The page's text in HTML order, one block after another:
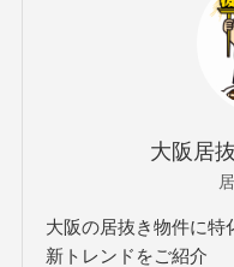
大阪居
大阪の居抜き物件に特
新トレンドをご紹介